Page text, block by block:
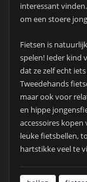
interessant
om een stoere
Fietsen is
spelen! Ieder kind
dat ze zelf echt
Tweedehands
maar ook voor
en hippe
accessoires
leuke fietsbellen,
hartstikke veel te